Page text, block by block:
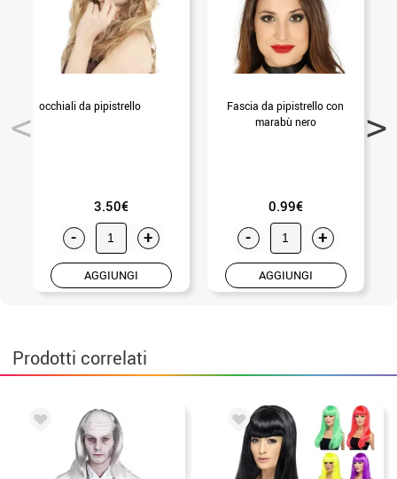
occhiali da pipistrello
3.50€
- +
AGGIUNGI
Fascia da pipistrello con
marabù nero
0.99€
- +
AGGIUNGI
Prodotti correlati